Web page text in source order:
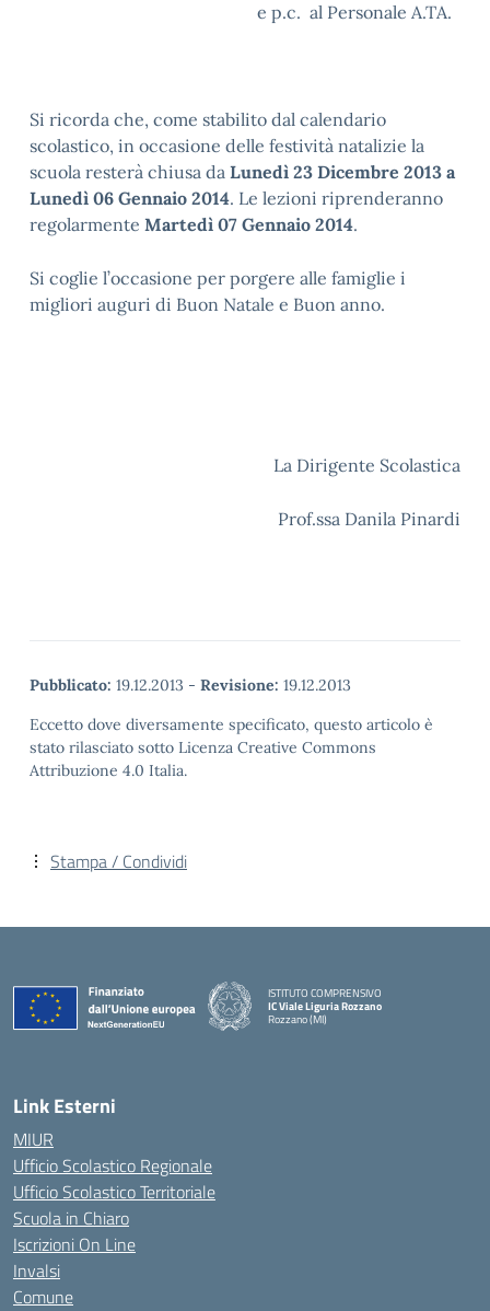
e p.c. al Personale A.TA.
Si ricorda che, come stabilito dal calendario
scolastico, in occasione delle festività natalizie la
scuola resterà chiusa da Lunedì 23 Dicembre 2013 a
Lunedì 06 Gennaio 2014. Le lezioni riprenderanno
regolarmente Martedì 07 Gennaio 2014.
Si coglie l’occasione per porgere alle famiglie i
migliori auguri di Buon Natale e Buon anno.
La Dirigente Scolastica
Prof.ssa Danila Pinardi
Pubblicato: 19.12.2013 - Revisione: 19.12.2013
Eccetto dove diversamente specificato, questo articolo è
stato rilasciato sotto Licenza Creative Commons
Attribuzione 4.0 Italia.
Stampa / Condividi
ISTITUTO COMPRENSIVO
IC Viale Liguria Rozzano
Rozzano (MI)
Link Esterni
MIUR
Ufficio Scolastico Regionale
Ufficio Scolastico Territoriale
Scuola in Chiaro
Iscrizioni On Line
Invalsi
Comune